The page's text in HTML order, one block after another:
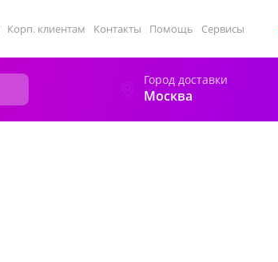
Корп. клиентам Контакты Помощь Сервисы
Город доставки
Москва